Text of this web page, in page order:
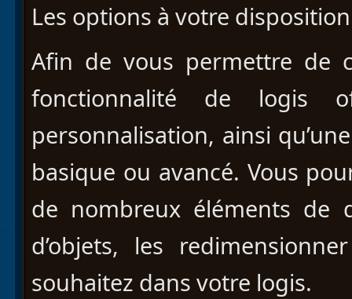
Les options à votre
Afin de vous permettre de
fonctionnalité de logis
personnalisation, ainsi
basique ou avancé. Vous
de nombreux éléments de
d’objets, les
souhaitez dans votre logis.